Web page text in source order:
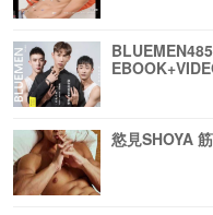
慾見SHOYA